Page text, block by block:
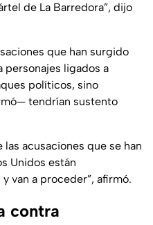
de La Barredora”, dijo
que han surgido
personajes ligados a
políticos, sino
tendrían sustento
las acusaciones que se han
Unidos están
van a proceder”, afirmó.
contra